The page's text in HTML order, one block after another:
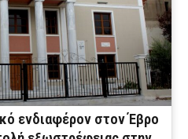
ενδιαφέρον στον Έβρο